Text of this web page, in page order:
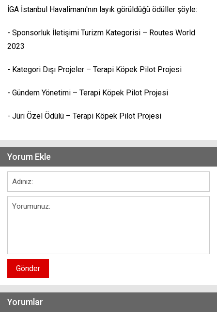
İGA İstanbul Havalimanı'nın layık görüldüğü ödüller şöyle:
- Sponsorluk İletişimi Turizm Kategorisi – Routes World
2023
- Kategori Dışı Projeler – Terapi Köpek Pilot Projesi
- Gündem Yönetimi – Terapi Köpek Pilot Projesi
- Jüri Özel Ödülü – Terapi Köpek Pilot Projesi
Yorum Ekle
Gönder
Yorumlar